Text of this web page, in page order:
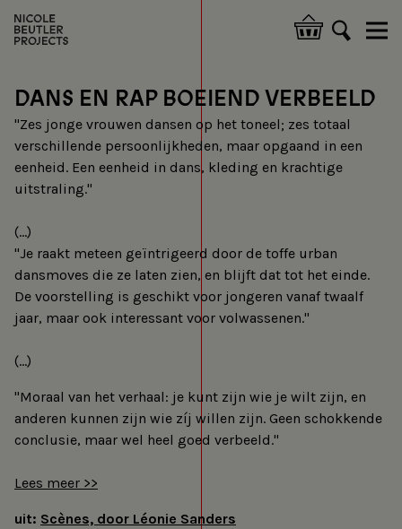
en
naar
gaan
Hoofdnavigatie
DANS EN RAP BOEIEND VERBEELD
"Zes jonge vrouwen dansen op het toneel; zes totaal
verschillende persoonlijkheden, maar opgaand in een
eenheid. Een eenheid in dans, kleding en krachtige
uitstraling."
(...)
"Je raakt meteen geïntrigeerd door de toffe urban
dansmoves die ze laten zien, en blijft dat tot het einde.
De voorstelling is geschikt voor jongeren vanaf twaalf
jaar, maar ook interessant voor volwassenen."
(...)
"Moraal van het verhaal: je kunt zijn wie je wilt zijn, en
anderen kunnen zijn wie zíj willen zijn. Geen schokkende
conclusie, maar wel heel goed verbeeld."
Lees meer >>
uit: Scènes, door Léonie Sanders